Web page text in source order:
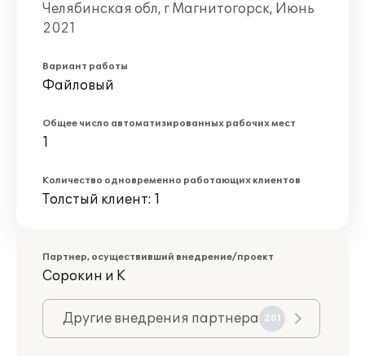
Челябинская обл, г Магнитогорск, Июнь
2021
Вариант работы
Файловый
Общее число автоматизированных рабочих мест
1
Количество одновременно работающих клиентов
Толстый клиент: 1
Партнер, осуществивший внедрение/проект
Сорокин и К
Другие внедрения партнера 201